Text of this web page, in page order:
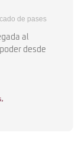
de pases
al
desde
,